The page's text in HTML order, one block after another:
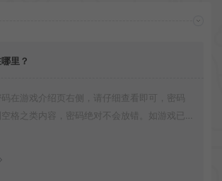
里？
码在游戏介绍页右侧，请仔细查看即可，密码
格之类内容，密码绝对不会放错。如游戏已